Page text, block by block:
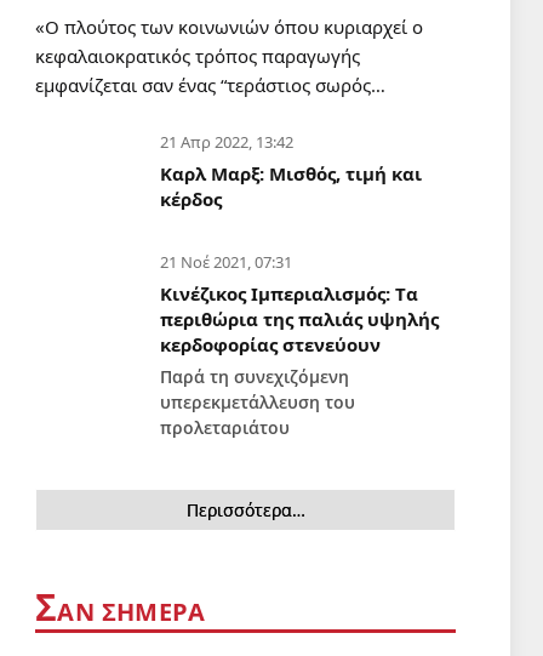
Αθηνών: Κυβέρνηση και
ΙΝΕΔΙΒΙΜ δεν έχουν κανένα
σχέδιο για το που θα μείνουν
εκατοντάδες φοιτητές!
6 Αυγ 2026, 18:24
Λιβανέζος βουλευτής ζητά τον
τερματισμό των απευθείας
διαπραγματεύσεων με το
ΠΟΛΙΤΙΣΜΌΣ
Εν γνώσει των συνεπειών, με
σεμνότητα και χωρίς φόβο
6 Αυγ 2026, 14:48
Νετανιάχου για την
αναδιαμόρφωση της Μέσης
ΣΑΝ ΣΉΜΕΡΑ
«Ο πλούτος των κοινωνιών όπου κυριαρχεί ο
κεφαλαιοκρατικός τρόπος παραγωγής
εμφανίζεται σαν ένας “τεράστιος σωρός…
21 Απρ 2022, 13:42
Καρλ Μαρξ: Μισθός, τιμή και
κέρδος
21 Νοέ 2021, 07:31
Κινέζικος Ιμπεριαλισμός: Tα
περιθώρια της παλιάς υψηλής
κερδοφορίας στενεύουν
Παρά τη συνεχιζόμενη
υπερεκμετάλλευση του
προλεταριάτου
Περισσότερα…
ΣΑΝ ΣΉΜΕΡΑ